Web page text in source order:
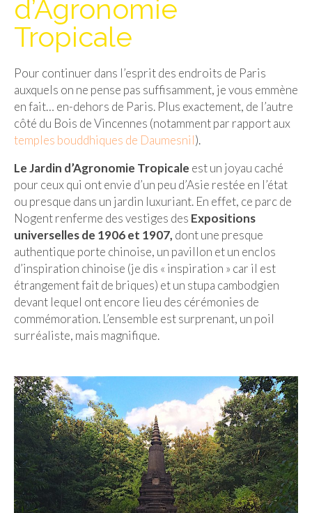
Isla del Sol
Lac Titicaca
Salar d’Uyuni
Sucre
Chili
Paraguay
Pérou
Lac Titicaca
Machu Picchu
ASIE
Chine
Beijing
Xi’An
Corée du Sud
Japon
Fukuoka
Kamakura
d’Agronomie
Tropicale
Pour continuer dans l’esprit des endroits de Paris
auxquels on ne pense pas suffisamment, je vous emmène
en fait… en-dehors de Paris. Plus exactement, de l’autre
côté du Bois de Vincennes (notamment par rapport aux
temples bouddhiques de Daumesnil).
Le Jardin d’Agronomie Tropicale est un joyau caché
pour ceux qui ont envie d’un peu d’Asie restée en l’état
ou presque dans un jardin luxuriant. En effet, ce parc de
Nogent renferme des vestiges des Expositions
universelles de 1906 et 1907, dont une presque
authentique porte chinoise, un pavillon et un enclos
d’inspiration chinoise (je dis « inspiration » car il est
étrangement fait de briques) et un stupa cambodgien
devant lequel ont encore lieu des cérémonies de
commémoration. L’ensemble est surprenant, un poil
surréaliste, mais magnifique.